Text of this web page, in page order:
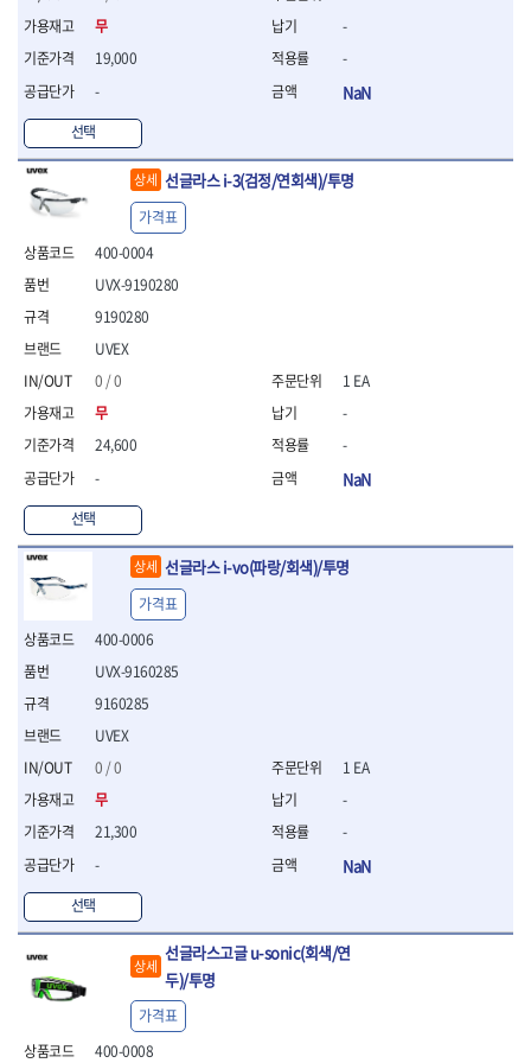
- 라쳇 드라이버
- 라쳇스패너
- 스피드렌치
절연.전설.방폭공구
- 절연옵셋렌치
- 절연연결대
- 절연드라이버
- 절연스패너
- 절연소켓
- 절연별소켓
- 절연별비트소켓
- 절연라쳇핸들
- 절연렌치
- 절연토크렌치
- 절연플라이어
- 절연전공칼
- 절연안전모
- 절연매트
- 방폭소켓
- 방폭라쳇핸들
- 방폭콤비네이션렌치
- 절연일자드라이버
- 절연별드라이버
- 절연드라이버세트
- 스트리퍼
- 자동스트리퍼
- 케이블스트리퍼
- 압착기
- 핀셋
- 절연공구세트
- 절연비트홀다
- 절연비트홀다드라이버
- 절연L렌치
무
19,000
-
선택
-
-
NaN
상세 선글라스 i-3(검정/연회색)/투명
400-0004
UVEX
0 / 0
무
24,600
-
선택
UVX-9190280
9190280
가격표
1 EA
-
-
NaN
상세 선글라스 i-vo(파랑/회색)/투명
400-0006
UVEX
0 / 0
무
21,300
-
선택
UVX-9160285
9160285
가격표
1 EA
-
-
NaN
상세
선글라스고글 u-sonic(회색/연
두)/투명
400-0008
가격표